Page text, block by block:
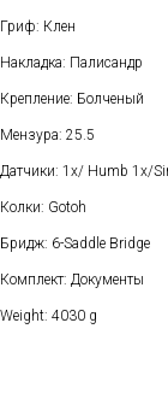
Гриф: Клен
Накладка: Палисандр
Крепление: Болченый
Мензура: 25.5
Датчики: 1x/ Humb 1x/
Колки: Gotoh
Бридж: 6-Saddle Bridge
Комплект: Документы
Weight: 4030 g